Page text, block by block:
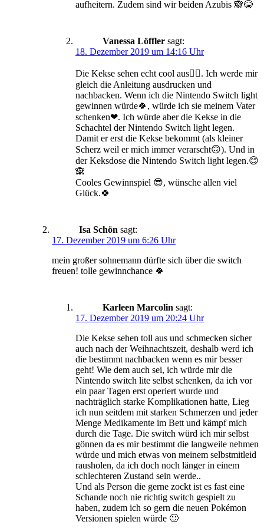
aufheitern. Zudem sind wir beiden Azubis 🙈😂
Vanessa Löffler sagt:
18. Dezember 2019 um 14:16 Uhr
Die Kekse sehen echt cool aus👌🏼. Ich werde mir
gleich die Anleitung ausdrucken und
nachbacken. Wenn ich die Nintendo Switch light
gewinnen würde🍀, würde ich sie meinem Vater
schenken❤. Ich würde aber die Kekse in die
Schachtel der Nintendo Switch light legen.
Damit er erst die Kekse bekommt (als kleiner
Scherz weil er mich immer verarscht🙃). Und in
der Keksdose die Nintendo Switch light legen.😊
🙈
Cooles Gewinnspiel 😎, wünsche allen viel
Glück.🍀
Isa Schön sagt:
17. Dezember 2019 um 6:26 Uhr
mein großer sohnemann dürfte sich über die switch
freuen! tolle gewinnchance 🍀
Karleen Marcolin sagt:
17. Dezember 2019 um 20:24 Uhr
Die Kekse sehen toll aus und schmecken sicher
auch nach der Weihnachtszeit, deshalb werd ich
die bestimmt nachbacken wenn es mir besser
geht! Wie dem auch sei, ich würde mir die
Nintendo switch lite selbst schenken, da ich vor
ein paar Tagen erst operiert wurde und
nachträglich starke Komplikationen hatte, Lieg
ich nun seitdem mit starken Schmerzen und jeder
Menge Medikamente im Bett und kämpf mich
durch die Tage. Die switch würd ich mir selbst
gönnen da es mir bestimmt die langweile nehmen
würde und mich etwas von meinem selbstmitleid
rausholen, da ich doch noch länger in einem
schlechteren Zustand sein werde..
Und als Person die gerne zockt ist es fast eine
Schande noch nie richtig switch gespielt zu
haben, zudem ich so gern die neuen Pokémon
Versionen spielen würde 🙂